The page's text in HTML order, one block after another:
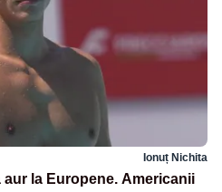
Ionuț Nichita
la Europene. Americanii